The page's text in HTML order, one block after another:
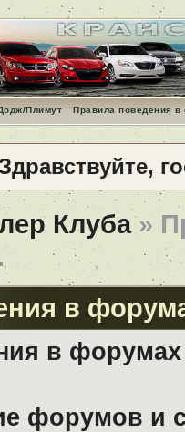
Плимут Правила поведения
Клуба»
в
в
форумов и